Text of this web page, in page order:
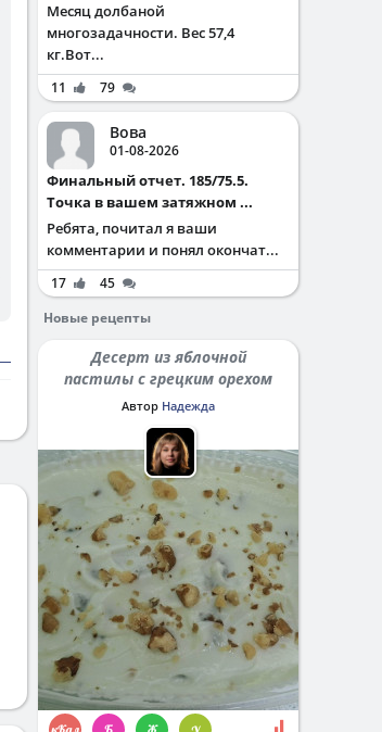
Месяц долбаной
многозадачности. Вес 57,4
кг.Вот...
11 79
Вова
01-08-2026
Финальный отчет. 185/75.5.
Точка в вашем затяжном ...
Ребята, почитал я ваши
комментарии и понял окончат...
17
45
Новые рецепты
Десерт из яблочной
пастилы с грецким орехом
Автор Надежда